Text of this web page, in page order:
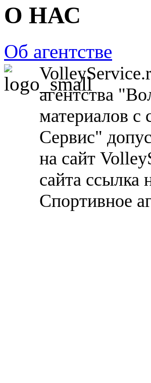
О НАС
Об агентстве
агентства
материалов с
Сервис"
на сайт
сайта ссылка
Спортивное